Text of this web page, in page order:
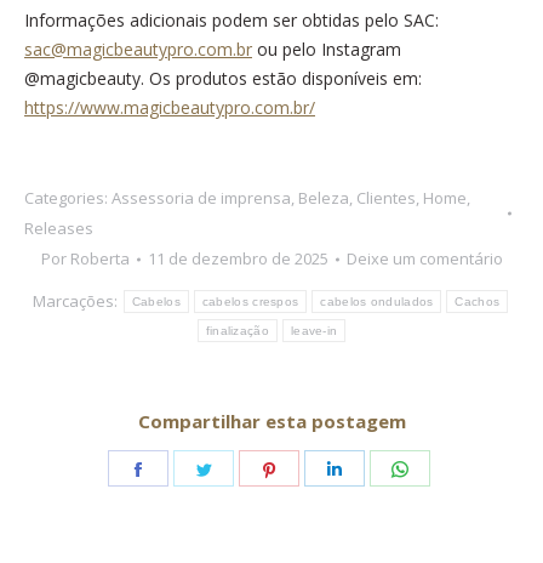
Informações adicionais podem ser obtidas pelo SAC:
sac@magicbeautypro.com.br ou pelo Instagram
@magicbeauty. Os produtos estão disponíveis em:
https://www.magicbeautypro.com.br/
Categories: Assessoria de imprensa, Beleza, Clientes, Home,
Releases
Por Roberta 11 de dezembro de 2025
Deixe um comentário
Marcações:
Cabelos cabelos crespos cabelos ondulados Cachos
finalização leave-in
Compartilhar esta postagem
Share
Share
Share
Share